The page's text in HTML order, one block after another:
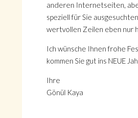
anderen Internetseiten,
speziell für Sie
wertvollen Zeilen eben nur
Ich wünsche Ihnen frohe
kommen Sie gut ins NEUE
Ihre
Gönül Kaya